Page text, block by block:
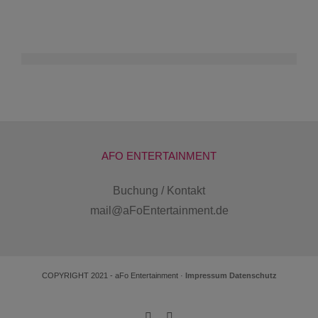
AFO ENTERTAINMENT
Buchung / Kontakt
mail@aFoEntertainment.de
COPYRIGHT 2021 - aFo Entertainment · Impressum Datenschutz